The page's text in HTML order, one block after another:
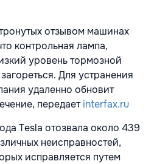
отзывом машинах
контрольная лампа,
уровень тормозной
Для устранения
удаленно обновит
передаетinterfax.ru
Tesla отозвала около 439
неисправностей,
исправляется путем